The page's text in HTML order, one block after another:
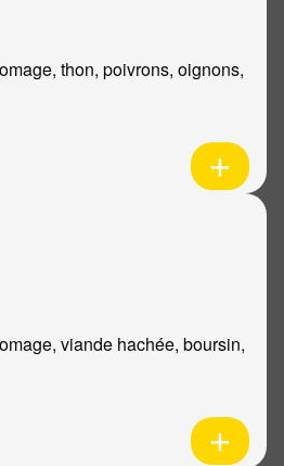
thon, poivrons, oignons,
viande hachée, boursin,